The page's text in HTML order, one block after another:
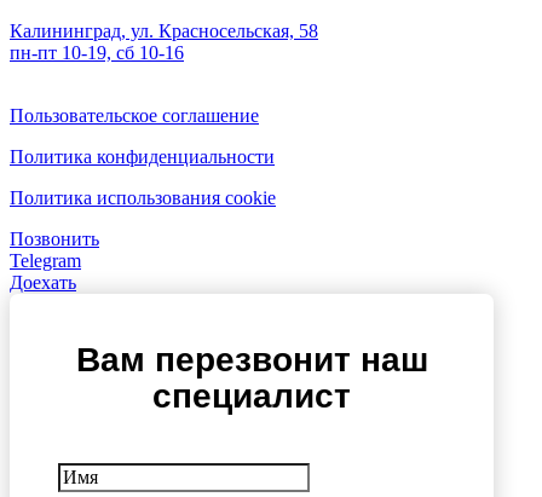
Калининград, ул. Красносельская, 58
пн-пт 10-19, сб 10-16
Пользовательское соглашение
Политика конфиденциальности
Политика использования cookie
Позвонить
Telegram
Доехать
Вам перезвонит наш
специалист